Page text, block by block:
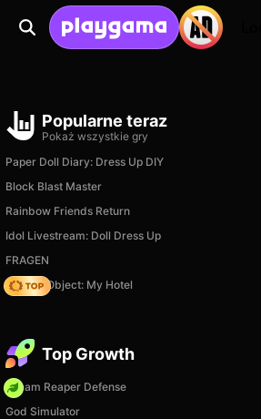
Popularne teraz
Pokaż wszystkie gry
Paper Doll Diary: Dress Up DIY
Block Blast Master
Rainbow Friends Return
Idol Livestream: Doll Dress Up
FRAGEN
Hidden Object: My Hotel
Top Growth
Dream Reaper Defense
God Simulator